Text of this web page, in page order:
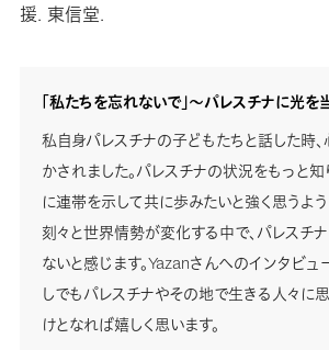
援. 東信堂.
「私たちを忘れないで」〜パレスチナに光を
私自身パレスチナの子どもたちと話した時
かされました。パレスチナの状況をもっと知
に連帯を示して共に歩みたいと強く思うよう
刻々と世界情勢が変化する中で、パレスチ
ないと感じます。Yazanさんへのインタビ
しでもパレスチナやその地で生きる人々に
けとなれば嬉しく思います。